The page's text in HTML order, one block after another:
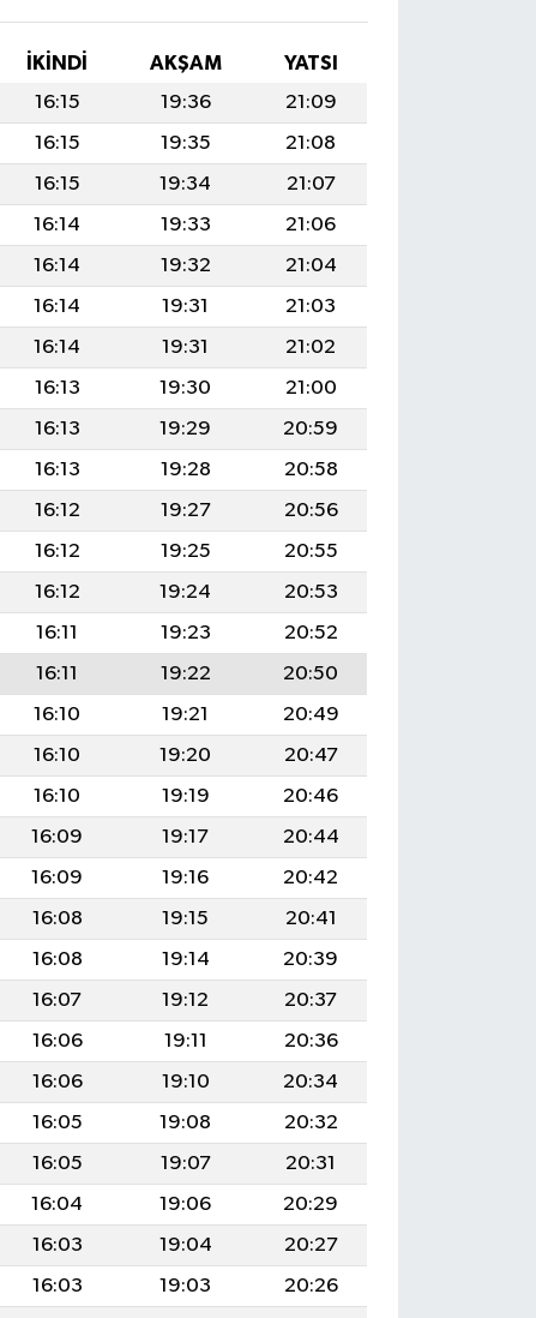
İKINDI AKŞAM
YATSI
16:15 19:36
21:09
16:15 19:35
21:08
16:15 19:34
21:07
16:14 19:33
21:06
16:14 19:32
21:04
16:14 19:31
21:03
16:14 19:31
21:02
16:13 19:30
21:00
16:13 19:29
20:59
16:13 19:28
20:58
16:12 19:27
20:56
16:12 19:25
20:55
16:12 19:24
20:53
16:11 19:23
20:52
16:11 19:22
20:50
16:10 19:21
20:49
16:10 19:20
20:47
16:10 19:19
20:46
16:09 19:17
20:44
16:09 19:16
20:42
16:08 19:15
20:41
16:08 19:14
20:39
16:07 19:12
20:37
16:06 19:11
20:36
16:06 19:10
20:34
16:05 19:08
20:32
16:05 19:07
20:31
16:04 19:06
20:29
16:03 19:04
20:27
16:03 19:03
20:26